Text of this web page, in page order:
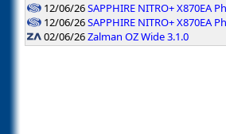
12/06/26SAPPHIRE NITRO+ X870EA
12/06/26SAPPHIRE NITRO+ X870EA
02/06/26Zalman OZ Wide 3.1.0